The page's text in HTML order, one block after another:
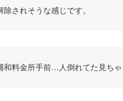
されそうな感じです。
和料金所手前…人倒れてた見ち